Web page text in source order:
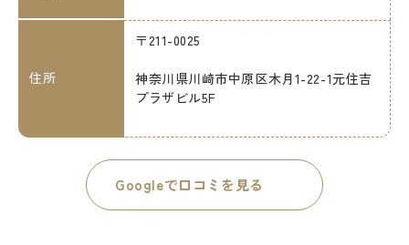
住所
〒211-0025
神奈川県川崎市中原区木月1-22-1元住吉
プラザビル5F
Googleで口コミを見る